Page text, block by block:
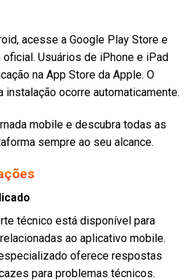
acesse a Google Play Store e
Usuários de iPhone e iPad
na App Store da Apple. O
instalação ocorre automaticamente.
mobile e descubra todas as
sempre ao seu alcance.
técnico está disponível para
ao aplicativo mobile.
oferece respostas
para problemas técnicos.